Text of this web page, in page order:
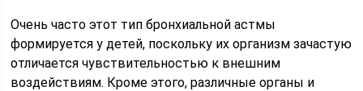
Очень часто этот тип бронхиальной астмы
формируется у детей, поскольку их организм зачастую
отличается чувствительностью к внешним
воздействиям. Кроме этого, различные органы и